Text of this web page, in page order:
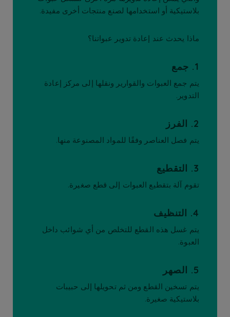
بلاستيكية أو استخدامها لصنع منتجات أخرى مفيدة.
ماذا يحدث عند إعادة تدوير عبواتنا؟
1. جمع
يتم جمع العبوات والقوارير ونقلها إلى مركز إعادة
التدوير.
2. الفرز
يتم فصل العناصر وفقًا للمواد المصنوعة منها.
3. التقطيع
تقوم آلة بتقطيع العبوات إلى قطع صغيرة.
4. التنظيف
يتم غسل هذه القطع للتخلص من أي شوائب داخل
العبوة.
5. الصهر
يتم تسخين القطع ومن ثم تحويلها إلى حبيبات
بلاستيكية صغيرة.